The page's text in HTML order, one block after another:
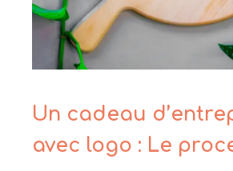
Un cadeau
avec logo : Le